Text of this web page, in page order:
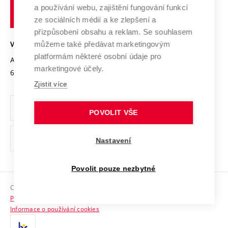
Transfer znalostí
Open Science
Projekty
Projekty ze strukturálních fondů
Specifický výzkum
Mezinárodní dohody
Univerzitní sítě
Podnikavá univerzita / ContriBUTe
Bezpečná univerzita
Vyznamenání
Organizační struktura
Ochrana osobních údajů
odkaz)
Sociální bezpečí
HR Award
technické
VYSOKÉ UČENÍ TECHNICKÉ V BRNĚ
Antonínská 548/1
602 00 Brno
www.vut.cz
vut@vutbr.cz
Copyright © 2026 VUT
Prohlášení o přístupnosti
Informace o používání cookies
a používání webu, zajištění fungování funkcí
ze sociálních médií a ke zlepšení a
přizpůsobení obsahu a reklam. Se souhlasem
můžeme také předávat marketingovým
platformám některé osobní údaje pro
marketingové účely.
Zjistit více
POVOLIT VŠE
Nastavení
Povolit pouze nezbytné